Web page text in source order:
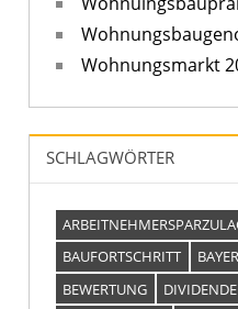
Wohnungsmarkt
SCHLAGWÖRTER
BAUFORTSCHRITT
BEWERTUNG
DIVIDENDE